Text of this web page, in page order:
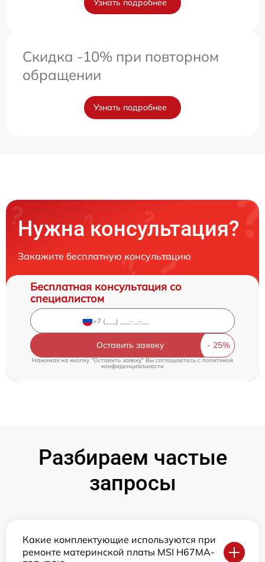
Узнать подробнее
Скидка -10% при повторном
обращении
Узнать подробнее
Нужна консультация?
Закажите бесплатную консультацию
Бесплатная консультация со
специалистом
Оставить заявку
Нажимая на кнопку "Оставить заявку" Вы соглашаетесь cполитикой
конфиденциальности
Разбираем частые
запросы
Какие комплектующие используются при
ремонте материнской платы MSI H67MA-